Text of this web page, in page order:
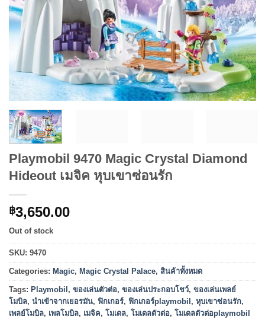
Playmobil 9470 Magic Crystal Diamond
Hideout เมจิค หุบเขาซ่อนรัก
฿3,650.00
Out of stock
SKU: 9470
Categories: Magic, Magic Crystal Palace, สินค้าทั้งหมด
Tags: Playmobil , ของเล่นตัวต่อ, ของเล่นประกอบโชว์, ของเล่นเพลย์
โมบิล, นำเข้าจากเยอรมัน, ฟิกเกอร์, ฟิกเกอร์playmobil , หุบเขาซ่อนรัก,
เพลย์โมบิล, เพลโมบิล, เมจิค, โมเดล, โมเดลตัวต่อ, โมเดลตัวต่อplaymobil